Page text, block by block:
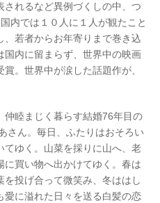
されるなど異例づくしの中、つ
内では１０人に１人が観たこと
、若者からお年寄りまで巻き込
内に留まらず、世界中の映画
。世界中が涙した話題作が、
仲睦まじく暮らす結婚76年目の
さん。毎日、ふたりはおそろい
ゆく。山菜を採りに山へ、老
に買い物へ出かけてゆく。春は
投げ合って微笑み、冬ははし
愛に溢れた日々を送る白髪の恋